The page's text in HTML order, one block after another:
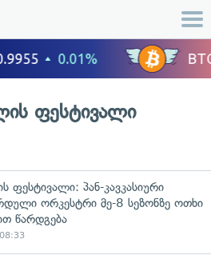
ფესტივალი
ფესტივალი: პან-კავკასიური
ორკესტრი მე-8 სეზონზე ოთხი
წარდგება